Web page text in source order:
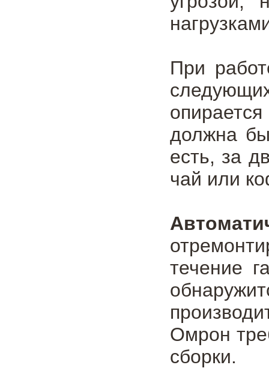
При
должна
есть, за
чай или
течение
Омрон
сборки.